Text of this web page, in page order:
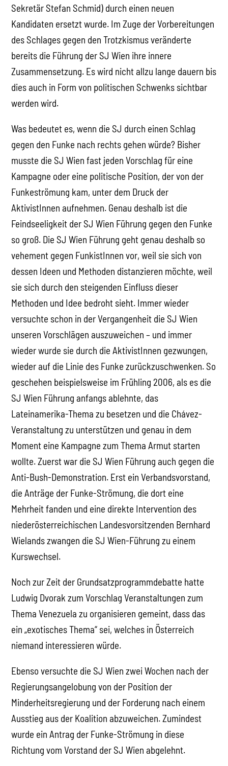
Sekretär Stefan Schmid) durch einen neuen
Kandidaten ersetzt wurde. Im Zuge der Vorbereitungen
des Schlages gegen den Trotzkismus veränderte
bereits die Führung der SJ Wien ihre innere
Zusammensetzung. Es wird nicht allzu lange dauern bis
dies auch in Form von politischen Schwenks sichtbar
werden wird.
Was bedeutet es, wenn die SJ durch einen Schlag
gegen den Funke nach rechts gehen würde? Bisher
musste die SJ Wien fast jeden Vorschlag für eine
Kampagne oder eine politische Position, der von der
Funkeströmung kam, unter dem Druck der
AktivistInnen aufnehmen. Genau deshalb ist die
Feindseeligkeit der SJ Wien Führung gegen den Funke
so groß. Die SJ Wien Führung geht genau deshalb so
vehement gegen FunkistInnen vor, weil sie sich von
dessen Ideen und Methoden distanzieren möchte, weil
sie sich durch den steigenden Einfluss dieser
Methoden und Idee bedroht sieht. Immer wieder
versuchte schon in der Vergangenheit die SJ Wien
unseren Vorschlägen auszuweichen – und immer
wieder wurde sie durch die AktivistInnen gezwungen,
wieder auf die Linie des Funke zurückzuschwenken. So
geschehen beispielsweise im Frühling 2006, als es die
SJ Wien Führung anfangs ablehnte, das
Lateinamerika-Thema zu besetzen und die Chávez-
Veranstaltung zu unterstützen und genau in dem
Moment eine Kampagne zum Thema Armut starten
wollte. Zuerst war die SJ Wien Führung auch gegen die
Anti-Bush-Demonstration. Erst ein Verbandsvorstand,
die Anträge der Funke-Strömung, die dort eine
Mehrheit fanden und eine direkte Intervention des
niederösterreichischen Landesvorsitzenden Bernhard
Wielands zwangen die SJ Wien-Führung zu einem
Kurswechsel.
Noch zur Zeit der Grundsatzprogrammdebatte hatte
Ludwig Dvorak zum Vorschlag Veranstaltungen zum
Thema Venezuela zu organisieren gemeint, dass das
ein „exotisches Thema“ sei, welches in Österreich
niemand interessieren würde.
Ebenso versuchte die SJ Wien zwei Wochen nach der
Regierungsangelobung von der Position der
Minderheitsregierung und der Forderung nach einem
Ausstieg aus der Koalition abzuweichen. Zumindest
wurde ein Antrag der Funke-Strömung in diese
Richtung vom Vorstand der SJ Wien abgelehnt.